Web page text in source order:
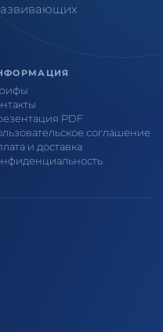
PDF
соглашение
и доставка